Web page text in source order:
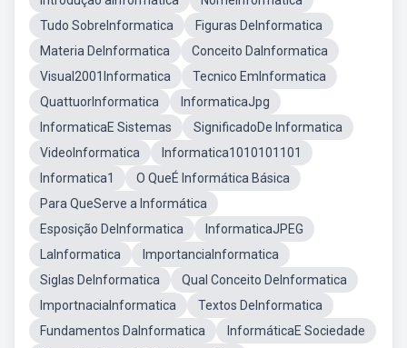
Tudo SobreInformatica
Figuras DeInformatica
Materia DeInformatica
Conceito DaInformatica
Visual2001Informatica
Tecnico EmInformatica
QuattuorInformatica
InformaticaJpg
InformaticaE Sistemas
SignificadoDe Informatica
VideoInformatica
Informatica1010101101
Informatica1
O QueÉ Informática Básica
Para QueServe a Informática
Esposição DeInformatica
InformaticaJPEG
LaInformatica
ImportanciaInformatica
Siglas DeInformatica
Qual Conceito DeInformatica
ImportnaciaInformatica
Textos DeInformatica
Fundamentos DaInformatica
InformáticaE Sociedade